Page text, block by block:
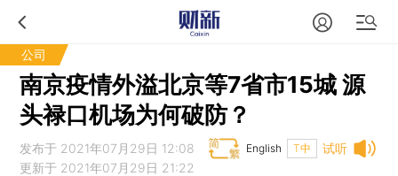
公司
南京疫情外溢北京等7省市15城 源
头禄口机场为何破防？
试听
发布于 2021年07月29日 12:08
更新于 2021年07月29日 21:22
T中
English